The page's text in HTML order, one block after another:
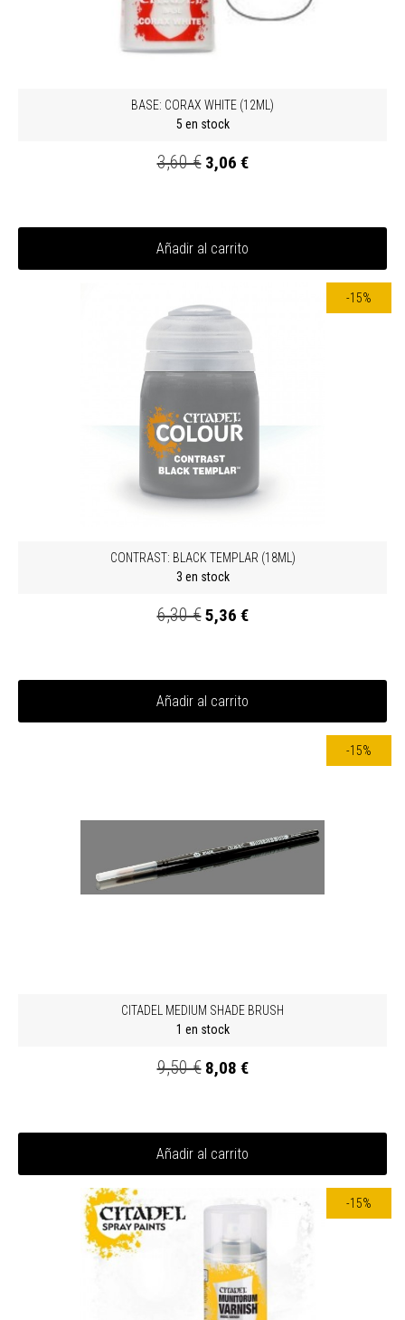
BASE: CORAX WHITE (12ML)
5 en stock
3,60 € 3,06 €
Añadir al carrito
-15%
CONTRAST: BLACK TEMPLAR (18ML)
3 en stock
6,30 €5,36 €
Añadir al carrito
-15%
CITADEL MEDIUM SHADE BRUSH
1 en stock
9,50 € 8,08 €
Añadir al carrito
-15%